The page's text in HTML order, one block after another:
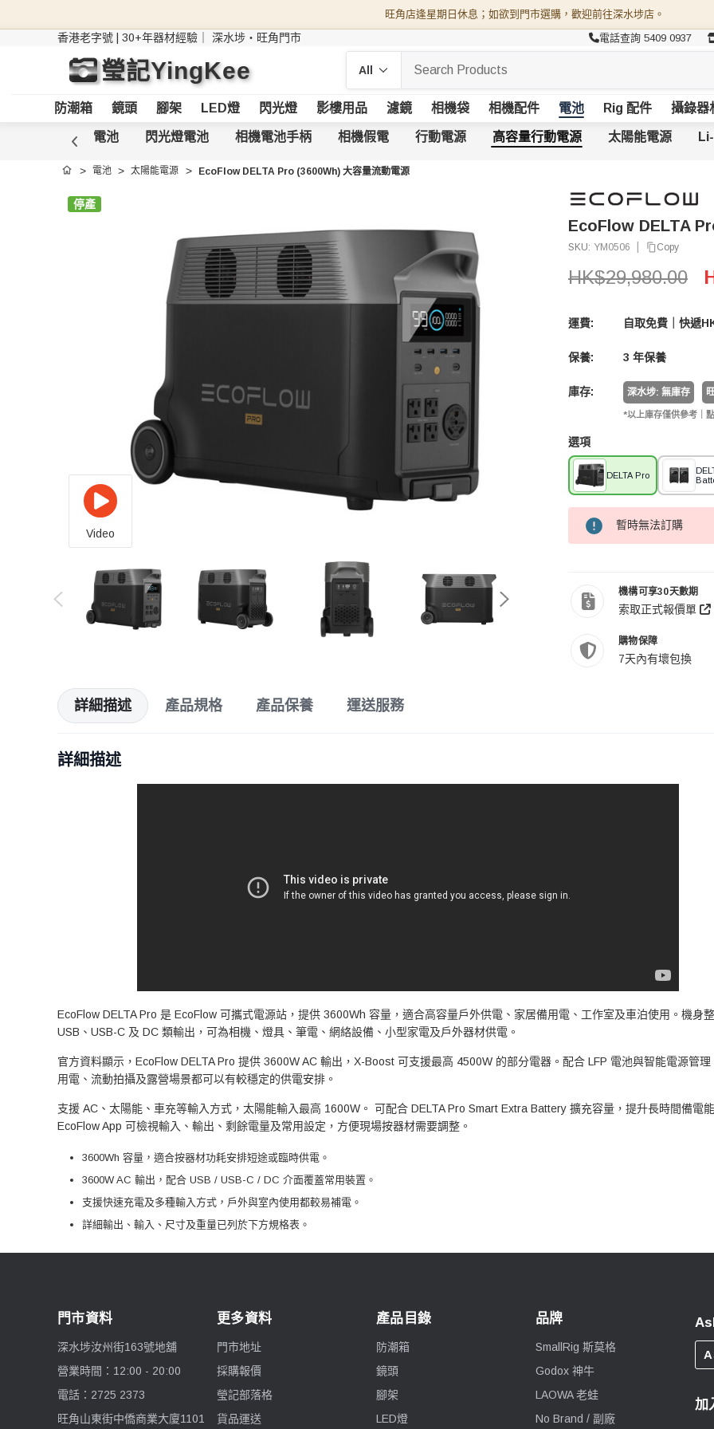
旺角店逢星期日休息；如欲到門市選購，歡迎前往深水埗店。
香港老字號 | 30+年器材經驗｜ 深水埗・旺角門市 電話查詢 5409 0937
瑩記YingKee
防潮箱 鏡頭 腳架 LED燈 閃光燈 影樓用品 濾鏡 相機袋 相機配件 電池 Rig 配件 攝錄器
V Mount 電池 閃光燈電池 相機電池手柄 相機假電 行動電源 高容量行動電源 太陽能電源
首頁 電池 太陽能電源 EcoFlow DELTA Pro (3600Wh) 大容量流動電源
停產
Video
EcoFlow DELTA
SKU: YM0506 Copy
HK$29,980.00
運費: 自取免費｜快遞
保養: 3 年保養
庫存: 深水埗: 無庫存
*以上庫存僅供參考｜
選項
DELTA Pro
暫時無法訂購
機構可享30天數期
索取正式報價單
購物保障
7天內有壞包換
詳細描述 產品規格 產品保養 運送服務
詳細描述
EcoFlow DELTA Pro 是 EcoFlow 可攜式電源站，提供 3600Wh 容量，適合高容量戶外供電、家居備用電、工作室及車泊使用。機身整
USB、USB-C 及 DC 類輸出，可為相機、燈具、筆電、網絡設備、小型家電及戶外器材供電。
官方資料顯示，EcoFlow DELTA Pro 提供 3600W AC 輸出，X-Boost 可支援最高 4500W 的部分電器。配合 LFP 電池與智能電源管理
用電、流動拍攝及露營場景都可以有較穩定的供電安排。
支援 AC、太陽能、車充等輸入方式，太陽能輸入最高 1600W。 可配合 DELTA Pro Smart Extra Battery 擴充容量，提升長時間備電能
EcoFlow App 可檢視輸入、輸出、剩餘電量及常用設定，方便現場按器材需要調整。
3600Wh 容量，適合按器材功耗安排短途或臨時供電。
3600W AC 輸出，配合 USB / USB-C / DC 介面覆蓋常用裝置。
支援快速充電及多種輸入方式，戶外與室內使用都較易補電。
詳細輸出、輸入、尺寸及重量已列於下方規格表。
門市資料
深水埗汝州街163號地舖
營業時間：12:00 - 20:00
電話：2725 2373
旺角山東街中僑商業大廈1101
更多資料
門市地址
採購報價
瑩記部落格
貨品運送
產品目錄
防潮箱
鏡頭
腳架
LED燈
品牌
SmallRig 斯莫格
Godox 神牛
LAOWA 老蛙
No Brand / 副廠
加